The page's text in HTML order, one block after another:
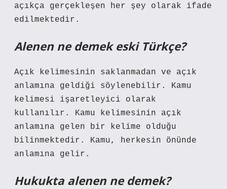
açıkça gerçekleşen her şey olarak ifade
edilmektedir.
Alenen ne demek eski Türkçe?
Açık kelimesinin saklanmadan ve açık
anlamına geldiği söylenebilir. Kamu
kelimesi işaretleyici olarak
kullanılır. Kamu kelimesinin açık
anlamına gelen bir kelime olduğu
bilinmektedir. Kamu, herkesin önünde
anlamına gelir.
Hukukta alenen ne demek?